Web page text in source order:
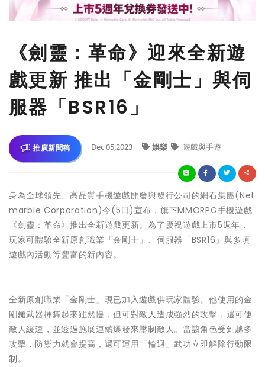
《劍靈：革命》迎來全新遊
戲更新 推出「金剛士」與伺
服器「BSR16」
推廣新聞稿 Dec 05,2023 娛樂 遊戲與手遊
身為全球領先、高品質手機遊戲開發與發行公司的網石集團(Net
marble Corporation)今(5日)宣布，旗下MMORPG手機遊戲
《劍靈：革命》推出全新遊戲更新。為了慶祝遊戲上市5週年，
玩家可體驗全新原創職業「金剛士」、伺服器「BSR16」與多項
遊戲內活動等豐富的新內容。
全新原創職業「金剛士」現已加入遊戲供玩家體驗。他使用的金
剛鎚武器揮舞起來雖然慢，但可對敵人造成強烈的攻擊，還可使
敵人緩速，並透過施展連續爆發來壓制敵人。當該角色受到越多
攻擊，防禦力就會提高，還可運用「輪迴」武功立即解除行動限
制。